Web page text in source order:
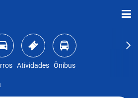
Atividades Ônibus